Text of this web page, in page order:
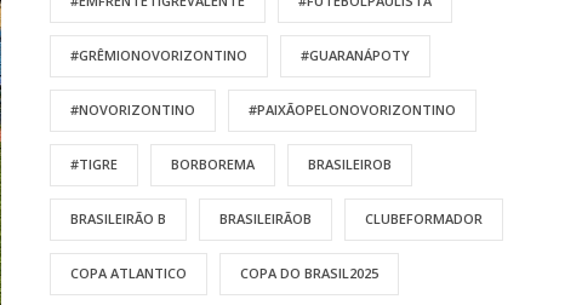
#GRÊMIONOVORIZONTINO #GUARANÁPOTY
#NOVORIZONTINO #PAIXÃOPELONOVORIZONTINO
#TIGRE BORBOREMA BRASILEIROB
BRASILEIRÃO B BRASILEIRÃOB CLUBEFORMADOR
COPA ATLANTICO COPA DO BRASIL2025